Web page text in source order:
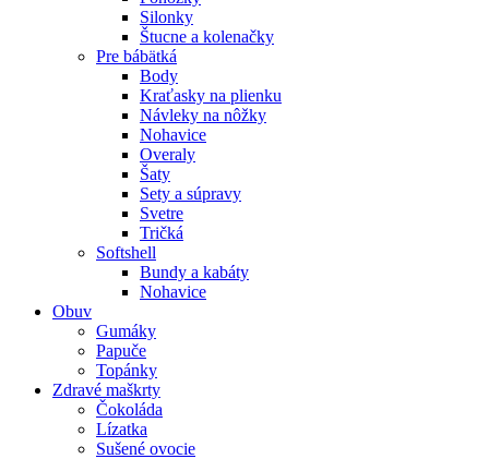
Silonky
Štucne a kolenačky
Pre bábätká
Body
Kraťasky na plienku
Návleky na nôžky
Nohavice
Overaly
Šaty
Sety a súpravy
Svetre
Tričká
Softshell
Bundy a kabáty
Nohavice
Obuv
Gumáky
Papuče
Topánky
Zdravé maškrty
Čokoláda
Lízatka
Sušené ovocie